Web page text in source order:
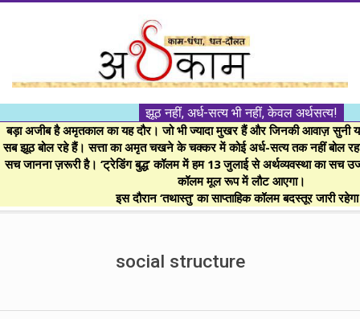
।।
अर्थकाम।।
BE
FINANCIALLY
CLEVER!
झूठ नहीं, अर्ध-सत्य भी नहीं, केवल अर्थसत्य!
बड़ा अजीब है अमृतकाल का यह दौर। जो भी ज्यादा मुखर हैं और जिनकी आवाज़ सुनी
सब झूठ बोल रहे हैं। सत्ता का अमृत चखने के चक्कर में कोई अर्ध-सत्य तक नहीं बोल
सच जानना ज़रूरी है। ‘ट्रेडिंग बुद्ध’ कॉलम में हम 13 जुलाई से अर्थव्यवस्था का सच
कॉलम मूल रूप में लौट आएगा।
इस दौरान ‘तथास्तु’ का साप्ताहिक कॉलम बदस्तूर जारी
social structure